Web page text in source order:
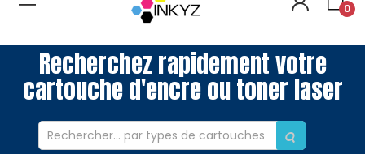
0
Recherchez rapidement votre
cartouche d'encre ou toner laser